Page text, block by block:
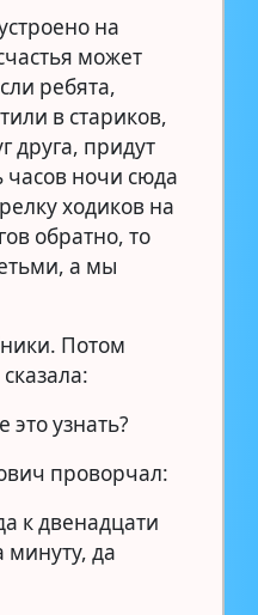
на
может
ребята,
в стариков,
друга, придут
часов ночи сюда
ходиков на
обратно, то
а мы
Потом
это узнать?
проворчал:
к двенадцати
минуту, да